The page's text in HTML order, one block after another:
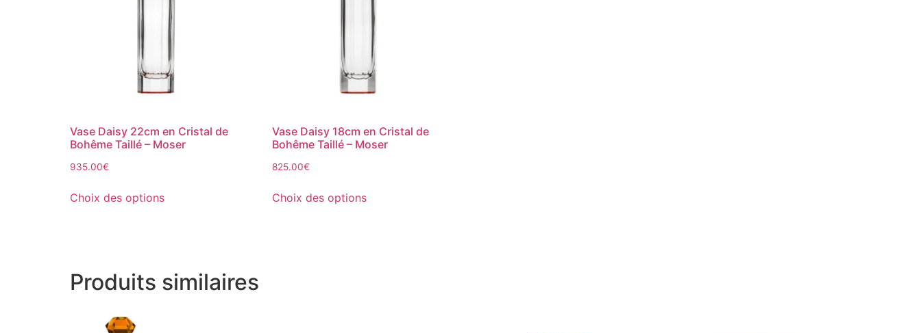
Vase Daisy 22cm en Cristal de
Bohême Taillé – Moser
935.00€
Choix des options
Vase Daisy 18cm en Cristal de
Bohême Taillé – Moser
825.00€
Choix des options
Produits similaires